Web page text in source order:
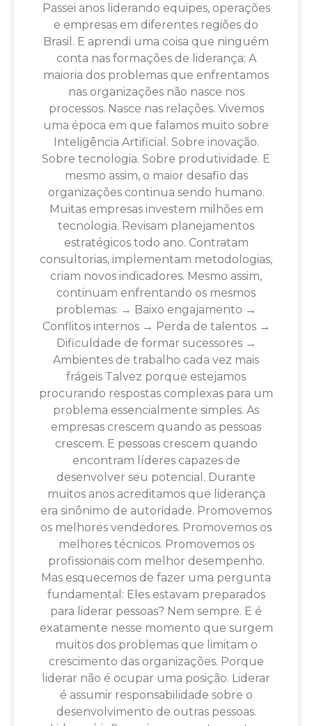
Passei anos liderando equipes, operações
e empresas em diferentes regiões do
Brasil. E aprendi uma coisa que ninguém
conta nas formações de liderança: A
maioria dos problemas que enfrentamos
nas organizações não nasce nos
processos. Nasce nas relações. Vivemos
uma época em que falamos muito sobre
Inteligência Artificial. Sobre inovação.
Sobre tecnologia. Sobre produtividade. E
mesmo assim, o maior desafio das
organizações continua sendo humano.
Muitas empresas investem milhões em
tecnologia. Revisam planejamentos
estratégicos todo ano. Contratam
consultorias, implementam metodologias,
criam novos indicadores. Mesmo assim,
continuam enfrentando os mesmos
problemas: → Baixo engajamento →
Conflitos internos → Perda de talentos →
Dificuldade de formar sucessores →
Ambientes de trabalho cada vez mais
frágeis Talvez porque estejamos
procurando respostas complexas para um
problema essencialmente simples. As
empresas crescem quando as pessoas
crescem. E pessoas crescem quando
encontram líderes capazes de
desenvolver seu potencial. Durante
muitos anos acreditamos que liderança
era sinônimo de autoridade. Promovemos
os melhores vendedores. Promovemos os
melhores técnicos. Promovemos os
profissionais com melhor desempenho.
Mas esquecemos de fazer uma pergunta
fundamental: Eles estavam preparados
para liderar pessoas? Nem sempre. E é
exatamente nesse momento que surgem
muitos dos problemas que limitam o
crescimento das organizações. Porque
liderar não é ocupar uma posição. Liderar
é assumir responsabilidade sobre o
desenvolvimento de outras pessoas.